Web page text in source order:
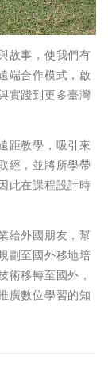
故事，使我們有
端合作模式，啟
實踐到更多臺灣
距教學，吸引來
經，並將所學帶
此在課程設計時
給外國朋友，幫
劃至國外移地培
術移轉至國外，
廣數位學習的知